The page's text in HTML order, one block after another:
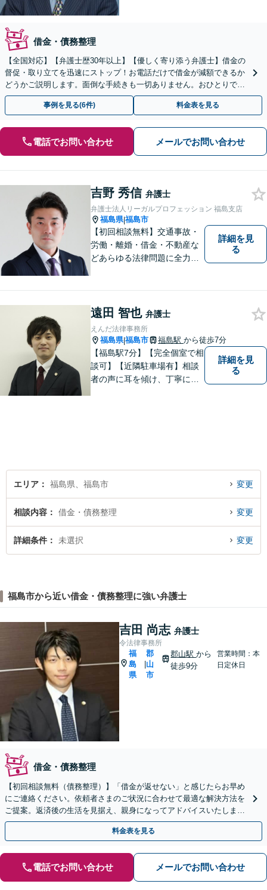
借金・債務整理
【全国対応】【弁護士歴30年以上】【優しく寄り添う弁護士】借金の
督促・取り立てを迅速にストップ！お電話だけで借金が減額できるか
どうかご説明します。面倒な手続きも一切ありません。おひとりで悩
まず、お気軽にご相談ください。【電話相談可】
事例を見る(6件) 料金表を見る
電話でお問い合わせ メールでお問い合わせ
吉野 秀信 弁護士
弁護士法人リーガルプロフェッション 福島支店
福島県|福島市
【初回相談無料】交通事故・
労働・離婚・借金・不動産な
どあらゆる法律問題に全力を
す。お困りの方はまずはご相
談ください。
詳細を見
る
遠田 智也 弁護士
えんだ法律事務所
福島県|福島市 福島駅 から徒歩7分
【福島駅7分】【完全個室で相
談可】【近隣駐車場有】相談
者の声に耳を傾け、丁寧にわ
詳細を見
る
エリア 福島県、福島市 変更
相談内容 借金・債務整理 変更
詳細条件 未選択 変更
福島市から近い借金・債務整理に強い弁護士
吉田 尚志 弁護士
令法律事務所
福
島
県
郡
山
市
郡山駅から
徒歩9分
営業時間：本
日定休日
借金・債務整理
【初回相談無料（債務整理）】「借金が返せない」と感じたらお早め
にご連絡ください。依頼者さまのご状況に合わせて最適な解決方法を
ご提案。返済後の生活を見据え、親身になってアドバイスいたしま
す。【分割払い可能】【法テラス利用可能】
料金表を見る
電話でお問い合わせ メールでお問い合わせ